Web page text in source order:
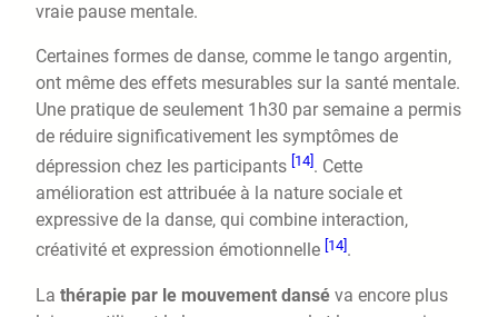
vraie pause mentale.
Certaines formes de danse, comme le tango argentin,
ont même des effets mesurables sur la santé mentale.
Une pratique de seulement 1h30 par semaine a permis
de réduire significativement les symptômes de
dépression chez les participants [14] . Cette
amélioration est attribuée à la nature sociale et
expressive de la danse, qui combine interaction,
créativité et expression émotionnelle [14].
La thérapie par le mouvement dansé va encore plus